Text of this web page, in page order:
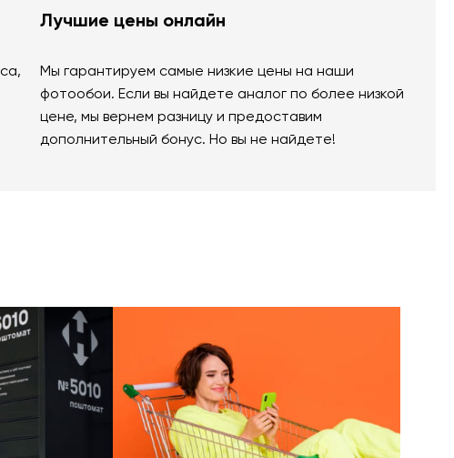
Лучшие цены онлайн
Мы гарантируем самые низкие цены на наши
фотообои. Если вы найдете аналог по более низкой
цене, мы вернем разницу и предоставим
дополнительный бонус. Но вы не найдете!